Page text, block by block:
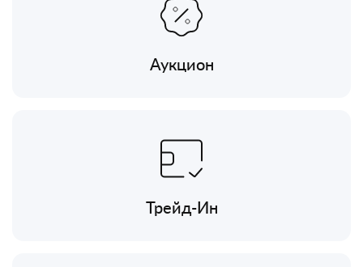
Аукцион
Трейд-Ин